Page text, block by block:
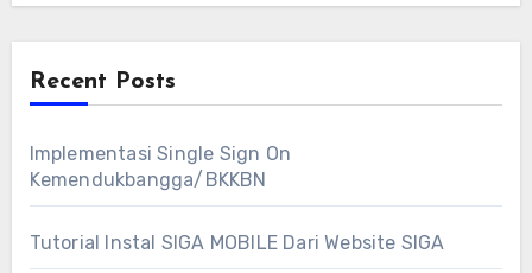
Recent Posts
Implementasi Single Sign On
Kemendukbangga/BKKBN
Tutorial Instal SIGA MOBILE Dari Website SIGA